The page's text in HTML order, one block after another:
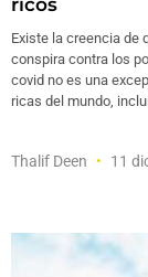
ricos
Existe la creencia de
conspira contra los
covid no es una
ricas del mundo,
Thalif Deen 11